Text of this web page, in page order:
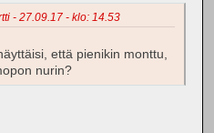
- 27.09.17 - klo: 14.53
että pienikin monttu,
nurin?